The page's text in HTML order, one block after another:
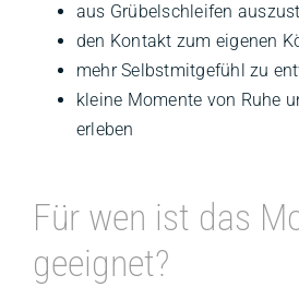
aus Grübelschleifen
den Kontakt zum eigenen
mehr Selbstmitgefühl zu
kleine Momente von Ruhe
erleben
Für wen ist das
geeignet?